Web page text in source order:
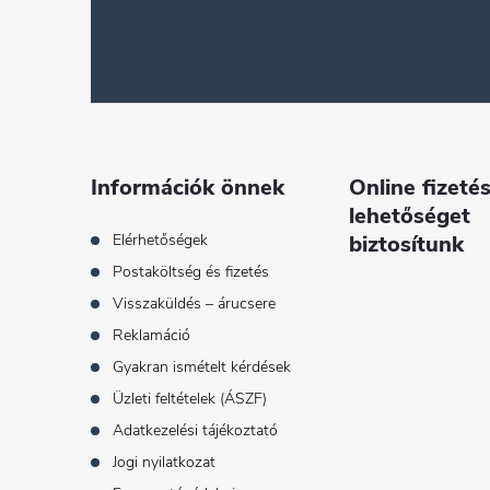
Információk önnek
Elérhetőségek
Postaköltség és fizetés
Visszaküldés – árucsere
Reklamáció
Gyakran ismételt kérdések
Üzleti feltételek (ÁSZF)
Adatkezelési tájékoztató
Jogi nyilatkozat
Online
lehetőséget
biztosítunk